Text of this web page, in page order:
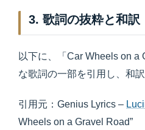
3. 歌詞の抜粋と和訳
以下に、「Car Wheels on a
な歌詞の一部を引用し、和
引用元：Genius Lyrics –
Wheels on a Gravel Road”